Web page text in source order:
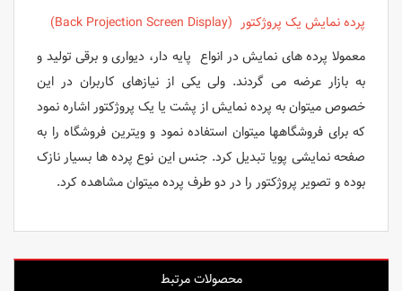
پرده نمایش یک پروژکتور (Back Projection Screen Display)
معمولا پرده های نمایش در انواع پایه دار، دیواری و برقی تولید و
به بازار عرضه می گردند. ولی یکی از نیازهای کاربران در این
خصوص میتوان به پرده نمایش از پشت یا یک پروژکتور اشاره نمود
که برای فروشگاهها میتوان استفاده نمود و ویترین فروشگاه را به
صفحه نمایشی پویا تبدیل کرد. جنس این نوع پرده ها بسیار نازک
بوده و تصویر پروژکتور را در دو طرف پرده میتوان مشاهده کرد.
محصولات مرتبط